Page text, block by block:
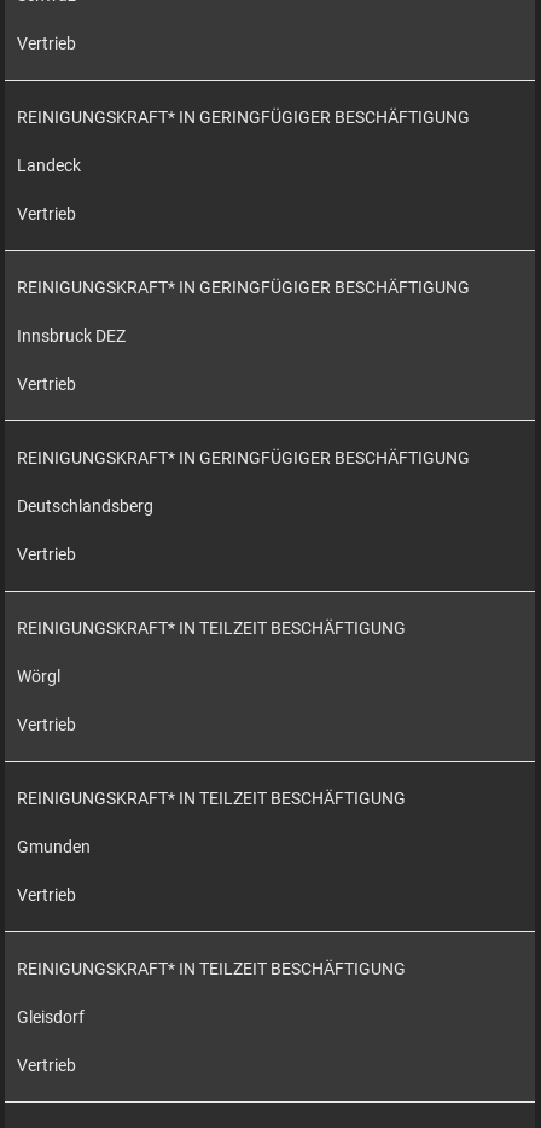
Vertrieb
REINIGUNGSKRAFT* IN GERINGFÜGIGER BESCHÄFTIGUNG
Landeck
Vertrieb
REINIGUNGSKRAFT* IN GERINGFÜGIGER BESCHÄFTIGUNG
Innsbruck DEZ
Vertrieb
REINIGUNGSKRAFT* IN GERINGFÜGIGER BESCHÄFTIGUNG
Deutschlandsberg
Vertrieb
REINIGUNGSKRAFT* IN TEILZEIT BESCHÄFTIGUNG
Wörgl
Vertrieb
REINIGUNGSKRAFT* IN TEILZEIT BESCHÄFTIGUNG
Gmunden
Vertrieb
REINIGUNGSKRAFT* IN TEILZEIT BESCHÄFTIGUNG
Gleisdorf
Vertrieb